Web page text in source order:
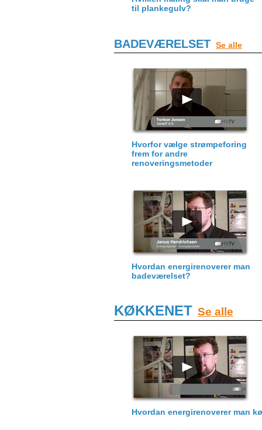
til plankegulv?
BADEVÆRELSET Se alle
Hvorfor vælge strømpeforing
frem for andre
renoveringsmetoder
Hvordan energirenoverer man
badeværelset?
KØKKENET Se alle
Hvordan energirenoverer man